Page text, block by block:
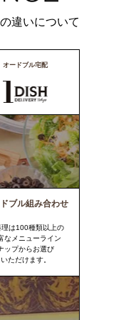
違いについて
オードブル宅配
ブル組み合わせ
理は100種類以上の
なメニューライン
ップからお選び
いただけます。